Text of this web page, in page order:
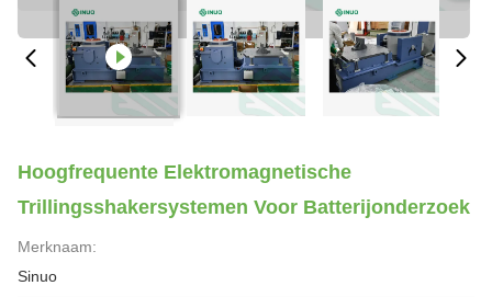
Hoogfrequente Elektromagnetische
Trillingsshakersystemen Voor Batterijonderzoek
Merknaam:
Sinuo